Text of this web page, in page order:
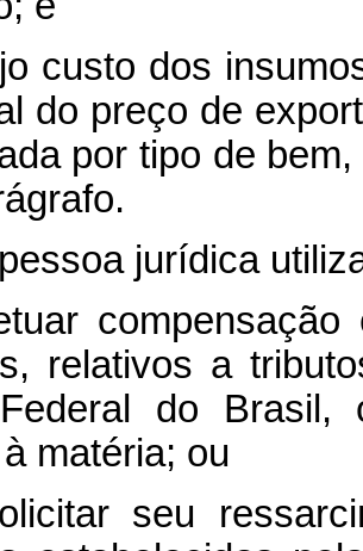
custo dos
do preço de
por tipo de
pessoa jurídica
relativos a
do Brasil,
matéria; ou
seu